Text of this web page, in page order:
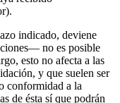
indicado, deviene
no es posible
esto no afecta a las
y que suelen ser
conformidad a la
de ésta sí que podrán